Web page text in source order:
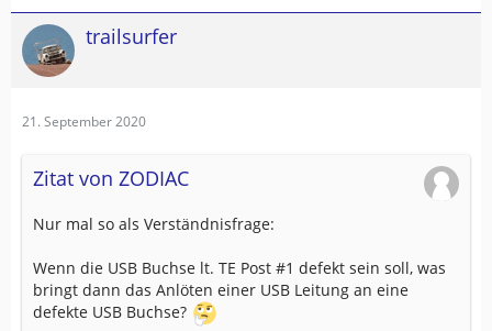
trailsurfer
21. September 2020
Zitat von ZODIAC
Nur mal so als Verständnisfrage:
Wenn die USB Buchse lt. TE Post #1 defekt sein soll, was
bringt dann das Anlöten einer USB Leitung an eine
defekte USB Buchse?